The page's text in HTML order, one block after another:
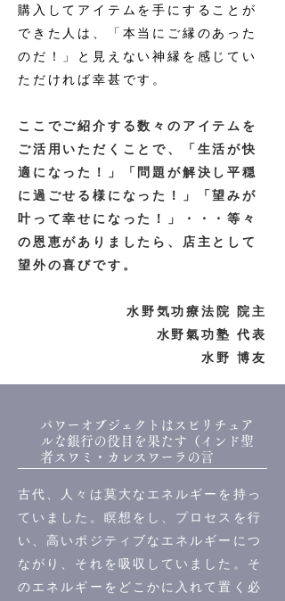
購入してアイテムを手にすることが
できた人は、「本当にご縁のあった
のだ！」と見えない神縁を感じてい
ただければ幸甚です。
ここでご紹介する数々のアイテムを
ご活用いただくことで、「生活が快
適になった！」「問題が解決し平穏
に過ごせる様になった！」「望みが
叶って幸せになった！」・・・等々
の恩恵がありましたら、店主として
望外の喜びです。
水野気功療法院 院主
水野氣功塾 代表
水野 博友
パワーオブジェクトはスピリチュア
ルな銀行の役目を果たす（インド聖
者スワミ・カレスワーラの言
古代、人々は莫大なエネルギーを持っ
ていました。瞑想をし、プロセスを行
い、高いポジティブなエネルギーにつ
ながり、それを吸収していました。そ
のエネルギーをどこかに入れて置く必